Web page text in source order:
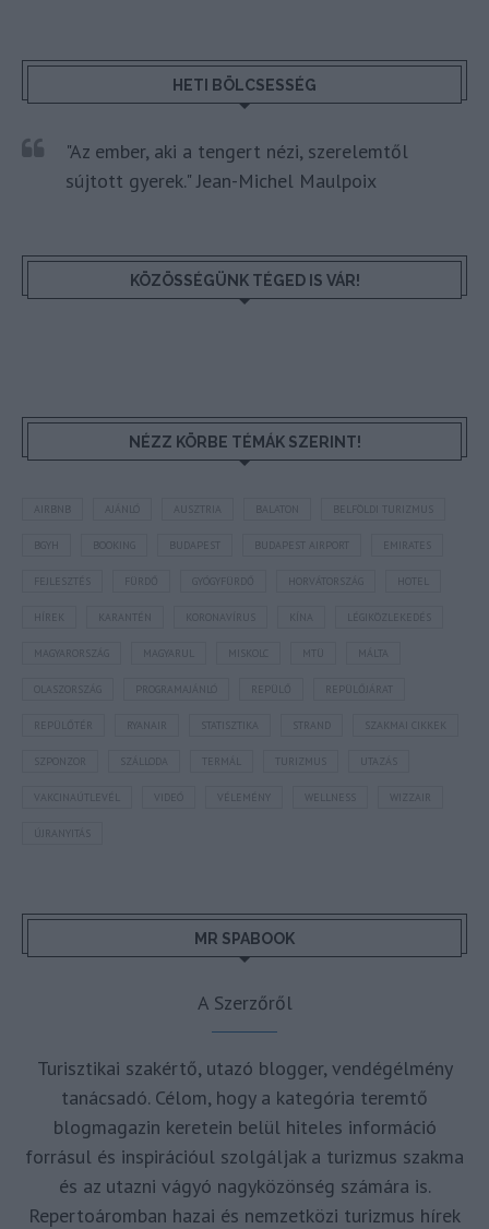
HETI BÖLCSESSÉG
"Az ember, aki a tengert nézi, szerelemtől
sújtott gyerek." Jean-Michel Maulpoix
KÖZÖSSÉGÜNK TÉGED IS VÁR!
NÉZZ KÖRBE TÉMÁK SZERINT!
AUSZTRIA BALATON BELFÖLDI TURIZMUS
BUDAPEST BUDAPEST AIRPORT EMIRATES
FEJLESZTÉS HORVÁTORSZÁG HOTEL
KARANTÉN LÉGIKÖZLEKEDÉS
MAGYARORSZÁG MTÜ MÁLTA
OLASZORSZÁG REPÜLŐJÁRAT
REPÜLŐTÉR STATISZTIKA STRAND SZAKMAI CIKKEK
SZPONZOR SZÁLLODA TERMÁL TURIZMUS UTAZÁS
VAKCINAÚTLEVÉL WIZZAIR
ÚJRANYITÁS
MR SPABOOK
A Szerzőről
Turisztikai szakértő, utazó blogger, vendégélmény
tanácsadó. Célom, hogy a kategória teremtő
blogmagazin keretein belül hiteles információ
forrásul és inspirációul szolgáljak a turizmus szakma
és az utazni vágyó nagyközönség számára is.
Repertoáromban hazai és nemzetközi turizmus hírek